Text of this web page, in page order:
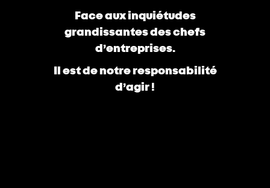
Face aux inquiétudes
grandissantes des chefs
d’entreprises.
Il est de notre responsabilité
d’agir !